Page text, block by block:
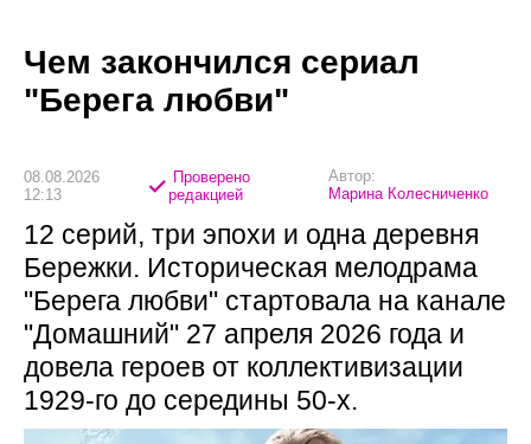
Чем закончился сериал
"Берега любви"
08.08.2026
12:13
Проверено
редакцией
Автор:
Марина Колесниченко
12 серий, три эпохи и одна деревня
Бережки. Историческая мелодрама
"Берега любви" стартовала на канале
"Домашний" 27 апреля 2026 года и
довела героев от коллективизации
1929-го до середины 50-х.